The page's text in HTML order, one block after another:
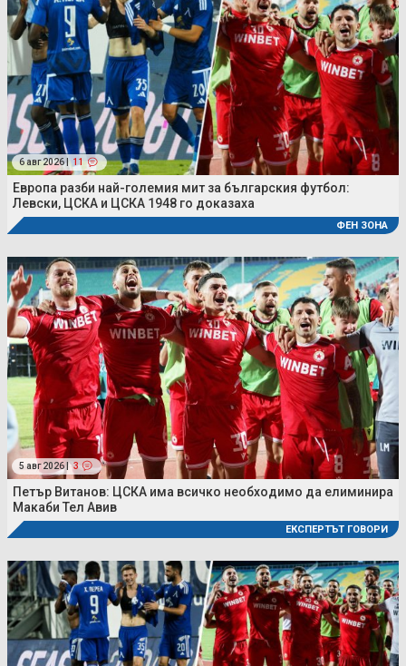
6 авг 2026 | 11
Европа разби най-големия мит за българския футбол:
Левски, ЦСКА и ЦСКА 1948 го доказаха
ФЕН ЗОНА
5 авг 2026 | 3
Петър Витанов: ЦСКА има всичко необходимо да елиминира
Макаби Тел Авив
ЕКСПЕРТЪТ ГОВОРИ